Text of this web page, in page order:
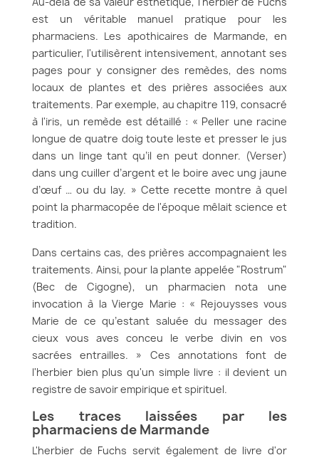
est un véritable manuel pratique pour les
pharmaciens. Les apothicaires de Marmande, en
particulier, l'utilisèrent intensivement, annotant ses
pages pour y consigner des remèdes, des noms
locaux de plantes et des prières associées aux
traitements. Par exemple, au chapitre 119, consacré
à l'iris, un remède est détaillé : « Peller une racine
longue de quatre doig toute leste et presser le jus
dans un linge tant qu’il en peut donner. (Verser)
dans ung cuiller d’argent et le boire avec ung jaune
d’œuf … ou du lay. » Cette recette montre à quel
point la pharmacopée de l'époque mêlait science et
tradition.
Dans certains cas, des prières accompagnaient les
traitements. Ainsi, pour la plante appelée "Rostrum"
(Bec de Cigogne), un pharmacien nota une
invocation à la Vierge Marie : « Rejouysses vous
Marie de ce qu’estant saluée du messager des
cieux vous aves conceu le verbe divin en vos
sacrées entrailles. » Ces annotations font de
l'herbier bien plus qu'un simple livre : il devient un
registre de savoir empirique et spirituel.
Les traces laissées par les
pharmaciens de Marmande
L'herbier de Fuchs servit également de livre d'or